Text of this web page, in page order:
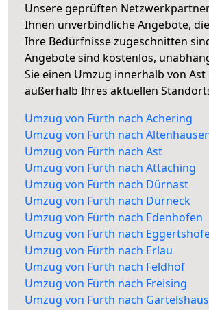
Unsere geprüften
Ihnen unverbindliche Angebote,
Ihre Bedürfnisse zugeschnitten
Angebote sind kostenlos,
Sie einen Umzug innerhalb von
außerhalb Ihres aktuellen
Umzug von Fürth nach Achering
Umzug von Fürth nach
Umzug von Fürth nach Ast
Umzug von Fürth nach Attaching
Umzug von Fürth nach Dürnast
Umzug von Fürth nach Dürneck
Umzug von Fürth nach Edenhofen
Umzug von Fürth nach
Umzug von Fürth nach Erlau
Umzug von Fürth nach Feldhof
Umzug von Fürth nach Freising
Umzug von Fürth nach